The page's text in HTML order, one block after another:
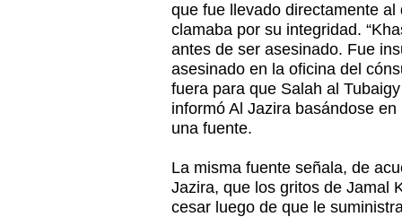
que fue llevado directamente
clamaba por su integridad.
antes de ser asesinado. Fue
asesinado en la oficina del
fuera para que Salah al
informó Al Jazira basándose
una fuente.
La misma fuente señala, de
Jazira, que los gritos de Jamal
cesar luego de que le